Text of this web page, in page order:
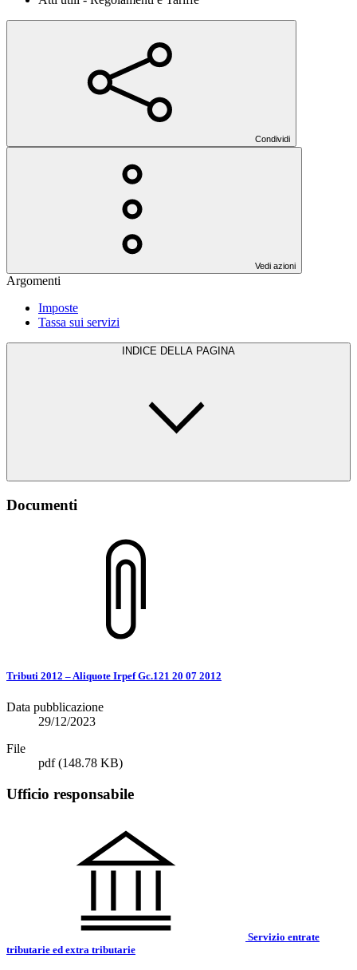
Condividi
Vedi azioni
Argomenti
Imposte
Tassa sui servizi
INDICE DELLA PAGINA
Documenti
Tributi 2012 – Aliquote Irpef Gc.121 20 07 2012
Data pubblicazione
29/12/2023
File
pdf(148.78 KB)
Ufficio responsabile
Servizio entrate
tributarie ed extra tributarie